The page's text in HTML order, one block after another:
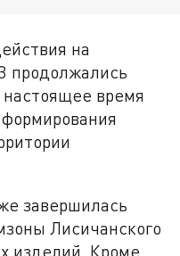
на
продолжались
время
завершилась
Лисичанского
изделий. Кроме